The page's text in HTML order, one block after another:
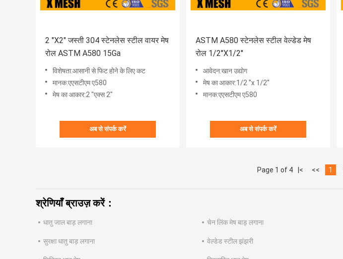
2 "X2" जस्ती 304 स्टेनलेस स्टील वायर मेष
रोल ASTM A580 15Ga
विशेषता:आसानी से फिट होने के लिए कट
मानक:एएसटीएम ए580
मेष का आकार:2 "एक्स 2"
अब से संपर्क करें
ASTM A580 स्टेनलेस स्टील वेल्डेड मेष
रोल 1/2''X1/2''
आवेदन:खान उद्योग
मेष का आकार:1/2 ''x 1/2''
मानक:एएसटीएम ए580
अब से संपर्क करें
Page 1 of 4 |< << 1
श्रेणियाँ ब्राउज़ करें：
धातु जाल बाड़ लगाना चेन लिंक मेष बाड़ लगाना
सुरक्षा धातु बाड़ लगाना वेल्डेड स्टील झंझरी